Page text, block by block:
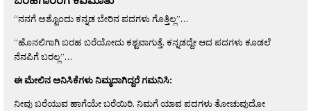
“ನನಗೆ ಅಶ್ಟೊಂದು ಕನ್ನಡ ಬೇರಿನ ಪದಗಳು ಗೊತ್ತಿಲ್ಲ”…
“ಹೊನಲಿಗಾಗಿ ಬರಹ ಬರೆಯೋದು ಕಶ್ಟವಾಗುತ್ತೆ. ಕನ್ನಡದ್ದೇ ಆದ ಪದಗಳು ಕೂಡಲೆ
ನೆನಪಿಗೆ ಬರಲ್ಲ”…
ಈ ಮೇಲಿನ ಅನಿಸಿಕೆಗಳು ನಿಮ್ಮದಾಗಿದ್ದರೆ ಗಮನಿಸಿ:
ನೀವು ಬರೆಯುವ ಹಾಗೆಯೇ ಬರೆಯಿರಿ. ನಿಮಗೆ ಯಾವ ಪದಗಳು ತೋಚುವುದೋ